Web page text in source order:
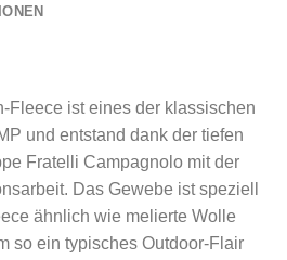
Fleece ist eines der klassischen
und entstand dank der tiefen
Fratelli Campagnolo mit der
Das Gewebe ist speziell
ähnlich wie melierte Wolle
so ein typisches Outdoor-Flair